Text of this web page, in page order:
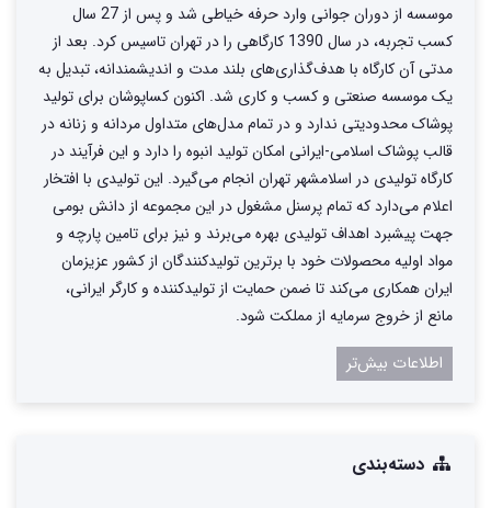
موسسه از دوران جوانی وارد حرفه خیاطی شد و پس از 27 سال
کسب تجربه، در سال 1390 کارگاهی را در تهران تاسیس کرد. بعد از
مدتی آن کارگاه با هدف‌گذاری‌های بلند مدت و اندیشمندانه، تبدیل به
یک موسسه صنعتی و کسب و کاری شد. اکنون کساپوشان برای تولید
پوشاک محدودیتی ندارد و در تمام مدل‌های متداول مردانه و زنانه در
قالب پوشاک اسلامی-ایرانی امکان تولید انبوه را دارد و این فرآیند در
کارگاه تولیدی در اسلامشهر تهران انجام می‌گیرد. این تولیدی با افتخار
اعلام می‌دارد که تمام پرسنل مشغول در این مجموعه از دانش بومی
جهت پیشبرد اهداف تولیدی بهره می‌برند و نیز برای تامین پارچه و
مواد اولیه محصولات خود با برترین تولیدکنندگان از کشور عزیزمان
ایران همکاری می‌کند تا ضمن حمایت از تولیدکننده و کارگر ایرانی،
مانع از خروج سرمایه از مملکت شود.
اطلاعات بیش‌تر
دسته‌بندی